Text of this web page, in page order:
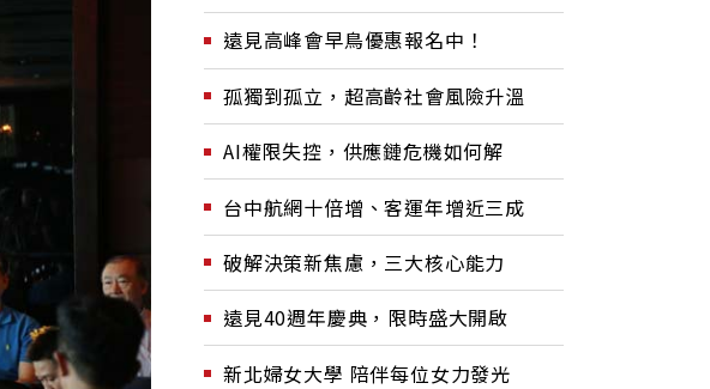
遠見高峰會早鳥優惠報名中！
孤獨到孤立，超高齡社會風險升溫
AI權限失控，供應鏈危機如何解
台中航網十倍增、客運年增近三成
破解決策新焦慮，三大核心能力
遠見40週年慶典，限時盛大開啟
新北婦女大學 陪伴每位女力發光